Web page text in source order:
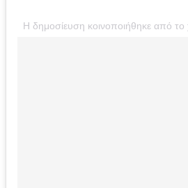
Η δημοσίευση κοινοποιήθηκε από